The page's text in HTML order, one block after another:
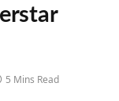
5 Mins Read